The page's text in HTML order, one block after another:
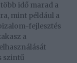
idő marad a
mint például a
fejlesztés
a
szintű